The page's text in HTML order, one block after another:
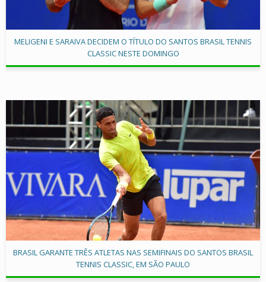
MELIGENI E SARAIVA DECIDEM O TÍTULO DO SANTOS BRASIL TENNIS
CLASSIC NESTE DOMINGO
BRASIL GARANTE TRÊS ATLETAS NAS SEMIFINAIS DO SANTOS BRASIL
TENNIS CLASSIC, EM SÃO PAULO